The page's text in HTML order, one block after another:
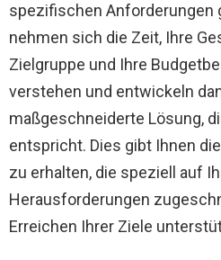
spezifischen Anforderungen
nehmen sich die Zeit, Ihre
Zielgruppe und Ihre
verstehen und entwickeln
maßgeschneiderte Lösung,
entspricht. Dies gibt Ihnen
zu erhalten, die speziell auf
Herausforderungen
Erreichen Ihrer Ziele